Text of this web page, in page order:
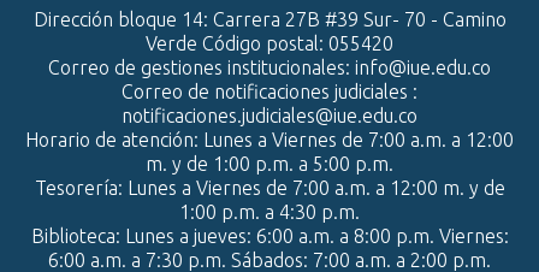
Dirección bloque 14: Carrera 27B #39 Sur- 70 - Camino
Verde Código postal: 055420
Correo de gestiones institucionales: info@iue.edu.co
Correo de notificaciones judiciales :
notificaciones.judiciales@iue.edu.co
Horario de atención: Lunes a Viernes de 7:00 a.m. a 12:00
m. y de 1:00 p.m. a 5:00 p.m.
Tesorería: Lunes a Viernes de 7:00 a.m. a 12:00 m. y de
1:00 p.m. a 4:30 p.m.
Biblioteca: Lunes a jueves: 6:00 a.m. a 8:00 p.m. Viernes:
6:00 a.m. a 7:30 p.m. Sábados: 7:00 a.m. a 2:00 p.m.